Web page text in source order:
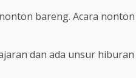
bareng. Acara
dan ada unsur